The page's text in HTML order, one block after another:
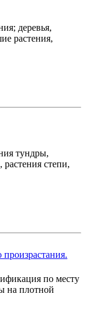
деревья,
растения,
тундры,
растения степи,
по месту
на плотной